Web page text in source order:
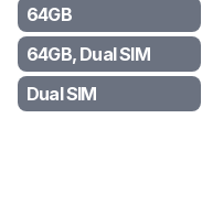
64GB
64GB, Dual SIM
Dual SIM